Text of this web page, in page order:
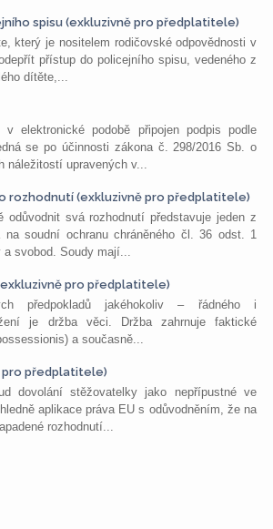
spisu (exkluzivně pro předplatitele)
který je nositelem rodičovské odpovědnosti v
přístup do policejního spisu, vedeného z
dítěte,...
elektronické podobě připojen podpis podle
se po účinnosti zákona č. 298/2016 Sb. o
náležitostí upravených v...
rozhodnutí (exkluzivně pro předplatitele)
odůvodnit svá rozhodnutí představuje jeden z
na soudní ochranu chráněného čl. 36 odst. 1
a svobod. Soudy mají...
pro předplatitele)
předpokladů jakéhokoliv – řádného i
je držba věci. Držba zahrnuje faktické
a současně...
pro předplatitele)
dovolání stěžovatelky jako nepřípustné ve
aplikace práva EU s odůvodněním, že na
rozhodnutí...